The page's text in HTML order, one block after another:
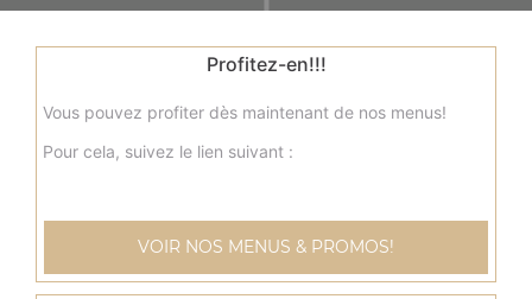
Nos Tacos
menu tacos, menu tacos mexicain, menu tacos cannibal, ...
Profitez-en!!!
Vous pouvez profiter dès maintenant de nos menus!
Pour cela, suivez le lien suivant :
VOIR NOS MENUS & PROMOS!